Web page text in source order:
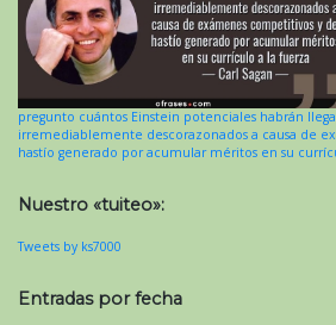
pregunto cuántos Einstein potenciales habrán
irremediablemente descorazonados a causa de
hastío generado por acumular méritos en su
Nuestro «tuiteo»:
Tweets by ks7000
Entradas por fecha